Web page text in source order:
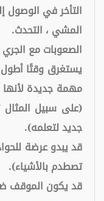
التأخر في الوصول
المشي ، التحدث.
الصعوبات مع الجري
يستغرق وقتًا أطول
مهمة جديدة
(على سبيل
جديد لتعلمه).
قد يبدو عرضة
تصطدم بالأشياء).
قد يكون الموقف